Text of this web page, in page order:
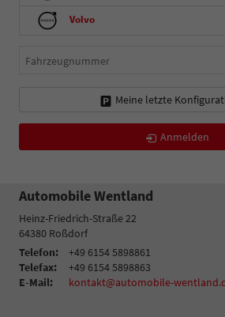
Volvo
Fahrzeugnummer
Meine letzte
Anmelden
Automobile Wentland
Heinz-Friedrich-Straße 22
64380 Roßdorf
Telefon:
+49 6154 5898861
Telefax:
+49 6154 5898863
E-Mail:
kontakt@automobile-